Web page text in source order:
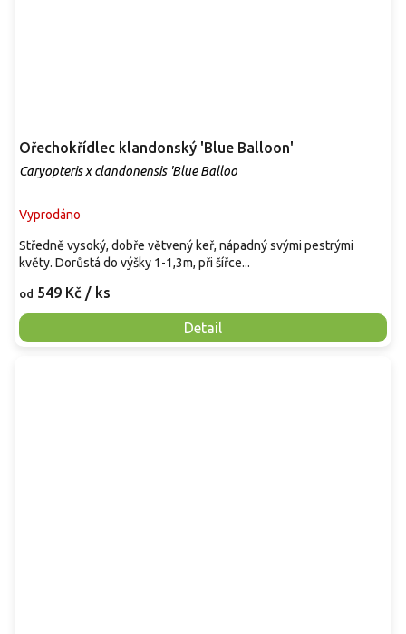
Ořechokřídlec klandonský 'Blue Balloon'
Caryopteris x clandonensis 'Blue Balloo
Vyprodáno
od 549 Kč / ks
Detail
Středně vysoký, dobře větvený keř, nápadný svými pestrými
květy. Dorůstá do výšky 1-1,3m, při šířce...